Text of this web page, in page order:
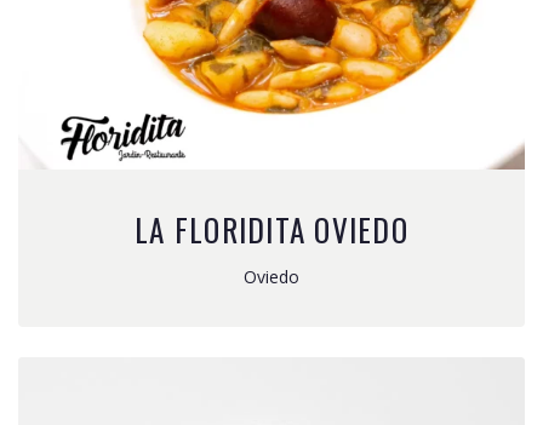
LA FLORIDITA OVIEDO
Oviedo